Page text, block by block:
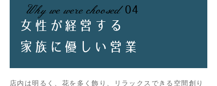
Why we were choosed 04
女性が経営する
家族に優しい営業
店内は明るく、花を多く飾り、リラックスできる空間創り